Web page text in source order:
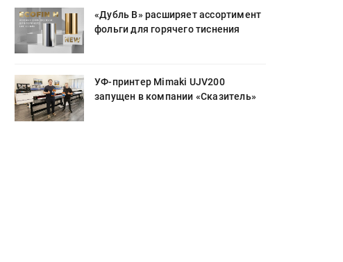
«Дубль В» расширяет ассортимент
фольги для горячего тиснения
УФ-принтер Mimaki UJV200
запущен в компании «Сказитель»